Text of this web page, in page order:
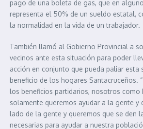
pago de una boleta de gas, que en
representa el 50% de un sueldo estatal,
la normalidad en la vida de un trabajador.
También llamó al Gobierno Provincial a
vecinos ante esta situación para poder
acción en conjunto que pueda paliar esta
beneficio de los hogares Santacruceños.
los beneficios partidarios, nosotros como
solamente queremos ayudar a la gente y
lado de la gente y queremos que se den
necesarias para ayudar a nuestra